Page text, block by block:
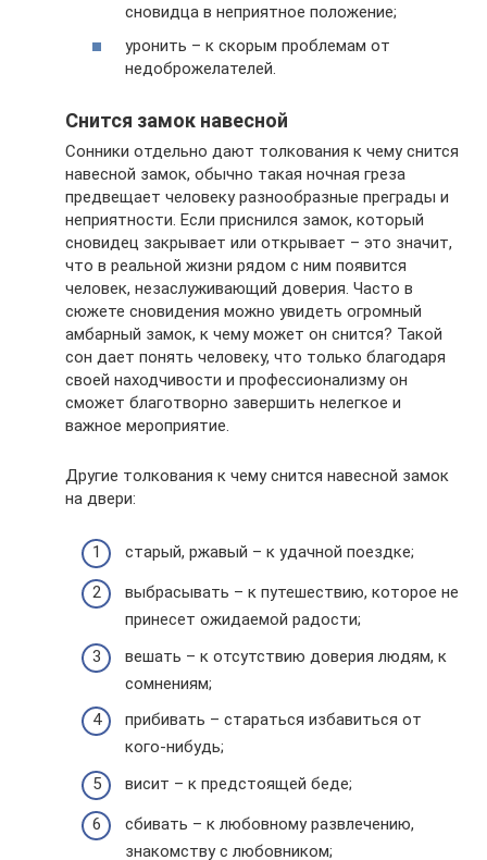
сновидца в неприятное положение;
уронить – к скорым проблемам от
недоброжелателей.
Снится замок навесной
Сонники отдельно дают толкования к чему снится
навесной замок, обычно такая ночная греза
предвещает человеку разнообразные преграды и
неприятности. Если приснился замок, который
сновидец закрывает или открывает – это значит,
что в реальной жизни рядом с ним появится
человек, незаслуживающий доверия. Часто в
сюжете сновидения можно увидеть огромный
амбарный замок, к чему может он снится? Такой
сон дает понять человеку, что только благодаря
своей находчивости и профессионализму он
сможет благотворно завершить нелегкое и
важное мероприятие.
Другие толкования к чему снится навесной замок
на двери:
старый, ржавый – к удачной поездке;
выбрасывать – к путешествию, которое не
принесет ожидаемой радости;
вешать – к отсутствию доверия людям, к
сомнениям;
прибивать – стараться избавиться от
кого-нибудь;
висит – к предстоящей беде;
сбивать – к любовному развлечению,
знакомству с любовником;